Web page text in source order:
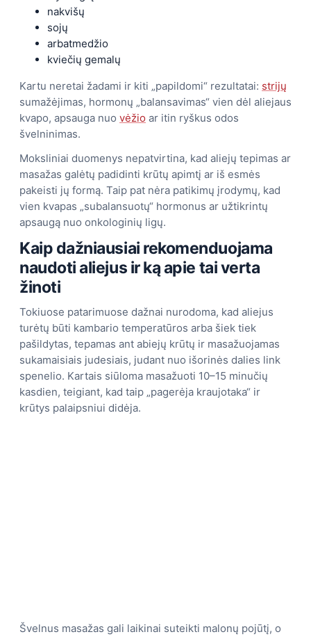
nakvišų
sojų
arbatmedžio
kviečių gemalų
Kartu neretai žadami ir kiti „papildomi“ rezultatai: strijų
sumažėjimas, hormonų „balansavimas“ vien dėl aliejaus
kvapo, apsauga nuo vėžio ar itin ryškus odos
švelninimas.
Moksliniai duomenys nepatvirtina, kad aliejų tepimas ar
masažas galėtų padidinti krūtų apimtį ar iš esmės
pakeisti jų formą. Taip pat nėra patikimų įrodymų, kad
vien kvapas „subalansuotų“ hormonus ar užtikrintų
apsaugą nuo onkologinių ligų.
Kaip dažniausiai rekomenduojama
naudoti aliejus ir ką apie tai verta
žinoti
Tokiuose patarimuose dažnai nurodoma, kad aliejus
turėtų būti kambario temperatūros arba šiek tiek
pašildytas, tepamas ant abiejų krūtų ir masažuojamas
sukamaisiais judesiais, judant nuo išorinės dalies link
spenelio. Kartais siūloma masažuoti 10–15 minučių
kasdien, teigiant, kad taip „pagerėja kraujotaka“ ir
krūtys palaipsniui didėja.
Švelnus masažas gali laikinai suteikti malonų pojūtį, o